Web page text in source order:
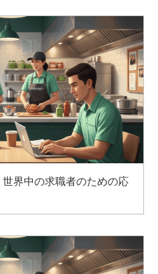
界中の求職者のための応